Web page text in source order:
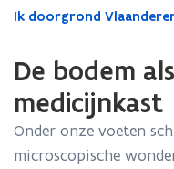
Gedaan
zich
op:
De
Ik doorgrond
De bodem
medicijnkast
Onder onze voeten
microscopische